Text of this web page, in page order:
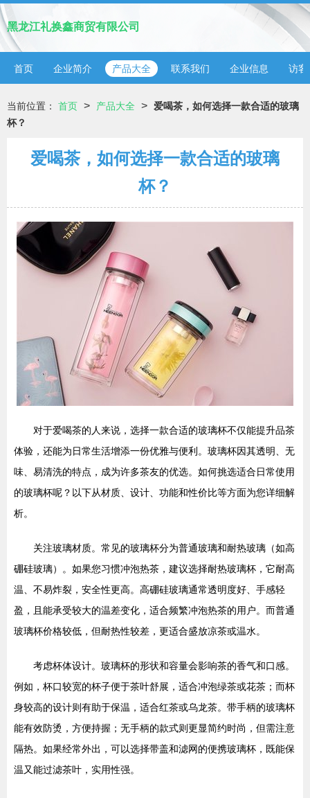
黑龙江礼换鑫商贸有限公司
首页 企业简介 产品大全 联系我们 企业信息 访客
当前位置： 首页 > 产品大全 >
爱喝茶，如何选择一款合适的玻璃
杯？
爱喝茶，如何选择一款合适的玻璃
杯？
对于爱喝茶的人来说，选择一款合适的玻璃杯不仅能提升品茶
体验，还能为日常生活增添一份优雅与便利。玻璃杯因其透明、无
味、易清洗的特点，成为许多茶友的优选。如何挑选适合日常使用
的玻璃杯呢？以下从材质、设计、功能和性价比等方面为您详细解
析。
关注玻璃材质。常见的玻璃杯分为普通玻璃和耐热玻璃（如高
硼硅玻璃）。如果您习惯冲泡热茶，建议选择耐热玻璃杯，它耐高
温、不易炸裂，安全性更高。高硼硅玻璃通常透明度好、手感轻
盈，且能承受较大的温差变化，适合频繁冲泡热茶的用户。而普通
玻璃杯价格较低，但耐热性较差，更适合盛放凉茶或温水。
考虑杯体设计。玻璃杯的形状和容量会影响茶的香气和口感。
例如，杯口较宽的杯子便于茶叶舒展，适合冲泡绿茶或花茶；而杯
身较高的设计则有助于保温，适合红茶或乌龙茶。带手柄的玻璃杯
能有效防烫，方便持握；无手柄的款式则更显简约时尚，但需注意
隔热。如果经常外出，可以选择带盖和滤网的便携玻璃杯，既能保
温又能过滤茶叶，实用性强。